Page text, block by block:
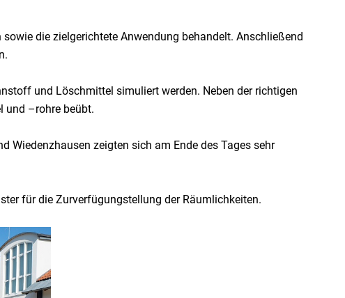
die zielgerichtete Anwendung behandelt. Anschließend
und Löschmittel simuliert werden. Neben der richtigen
und –rohre beübt.
Wiedenzhausen zeigten sich am Ende des Tages sehr
für die Zurverfügungstellung der Räumlichkeiten.